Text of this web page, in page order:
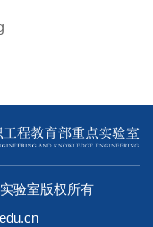
验室版权所有